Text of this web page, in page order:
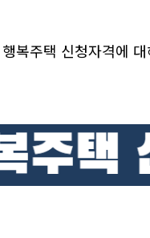
복주택 신청자격에